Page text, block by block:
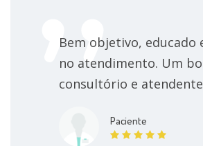
Bem objetivo, educado
no atendimento. Um
consultório e
Paciente